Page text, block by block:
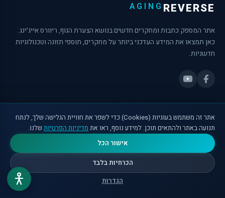
REVERSE
AGING
אתר המספק כתבות ומחקרים חדשים בנושא הצערת הגוף, ריוורס אייג'ינג.
כאן תמצאו את המידע העדכני ביותר על מחקרים, תוספי תזונה וטכנולוגיות
חדשניות.
בית
מאמרים
⏳ מחשבון גיל ביולוגי
אתר זה משתמש בעוגיות (Cookies) כדי לשפר את חוויית הגלישה שלך, לנתח
תנועה באתר ולהתאים תוכן. למידע נוסף, ראו אתמדיניות הפרטיות שלנו.
אישור הכל
הכרחיות בלבד
הגדרות